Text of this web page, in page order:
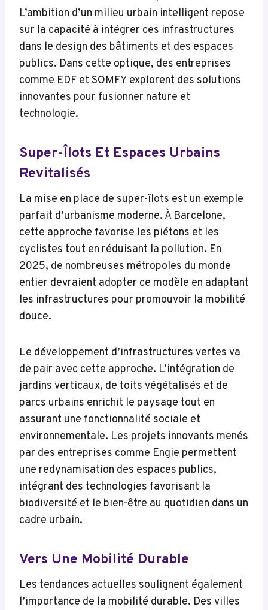
L’ambition d’un milieu urbain intelligent repose
sur la capacité à intégrer ces infrastructures
dans le design des bâtiments et des espaces
publics. Dans cette optique, des entreprises
comme EDF et SOMFY explorent des solutions
innovantes pour fusionner nature et
technologie.
Super-Îlots Et Espaces Urbains
Revitalisés
La mise en place de super-îlots est un exemple
parfait d’urbanisme moderne. À Barcelone,
cette approche favorise les piétons et les
cyclistes tout en réduisant la pollution. En
2025, de nombreuses métropoles du monde
entier devraient adopter ce modèle en adaptant
les infrastructures pour promouvoir la mobilité
douce.
Le développement d’infrastructures vertes va
de pair avec cette approche. L’intégration de
jardins verticaux, de toits végétalisés et de
parcs urbains enrichit le paysage tout en
assurant une fonctionnalité sociale et
environnementale. Les projets innovants menés
par des entreprises comme Engie permettent
une redynamisation des espaces publics,
intégrant des technologies favorisant la
biodiversité et le bien-être au quotidien dans un
cadre urbain.
Vers Une Mobilité Durable
Les tendances actuelles soulignent également
l’importance de la mobilité durable. Des villes